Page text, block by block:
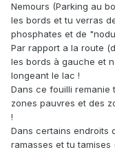
Nemours (Parking au
les bords et tu verras
phosphates et de
Par rapport a la route
les bords à gauche et
longeant le lac !
Dans ce fouilli remanie
zones pauvres et des
!
Dans certains endroits
ramasses et tu tamises